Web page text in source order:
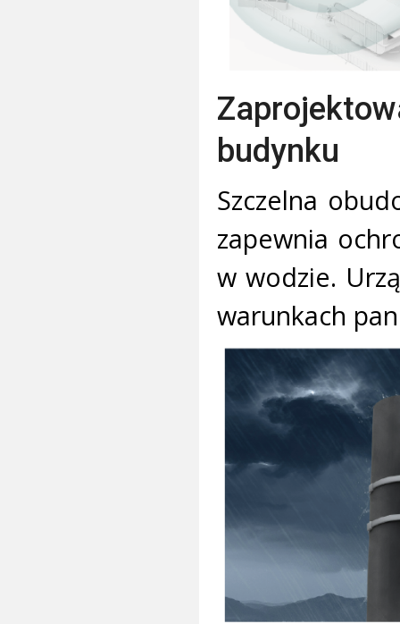
budynku
Szczelna
zapewnia
w wodzie.
warunkach